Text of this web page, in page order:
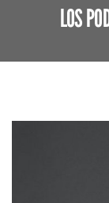
LOS